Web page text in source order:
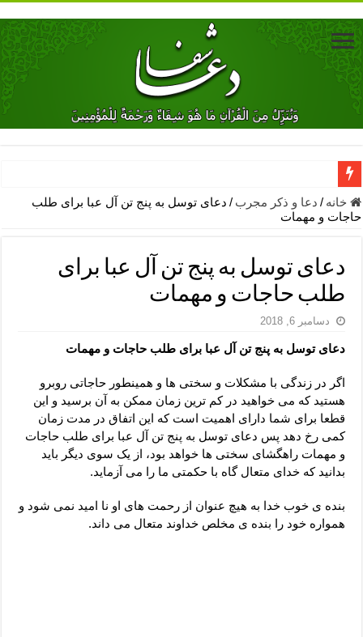
دعای جلب محبت فوری معشوق – دعای جلب محبت شوهر
دعای مشکل گشا برای رفع فقر – ذکرهای روزی‌ بخش
معجزات دعای یا من اظهر الجمیل – دعای یا من اظهر الجمیل برای
مهم ترین اذکار الهی و فضیلت آن ها – ذکر مخصوص مستجاب الدعوه
دعا برای ترس بچه ها در خواب – دعای ترس و بی خوابی کودکان
نماز حاجت برای کار گشایی- دعای رفع مشکلات و طلب حاجت
لا حول ولا قوة الا بالله برای چشم زخم – دعای چشم زخم ماشاالله
دعای قوی رفع ترس – دعای مجرب برای آرامش قلب و رفع اضطراب
دعا برای پولدار شدن در یک روز – دعای ثروت حضرت سلیمان
خانه / دعا و ذکر مجرب / دعای توسل به پنج تن آل عبا برای طلب
حاجات و مهمات
دعای توسل به پنج تن آل عبا برای
طلب حاجات و مهمات
دسامبر 6, 2018
دعای توسل به پنج تن آل عبا برای طلب حاجات و مهمات
اگر در زندگی با مشکلات و سختی ها و همینطور حاجاتی روبرو
هستید که می خواهید در کم ترین زمان ممکن به آن برسید و این
قطعا برای شما دارای اهمیت است که این اتفاق در مدت زمان
کمی رخ دهد پس دعای توسل به پنج تن آل عبا برای طلب حاجات
و مهمات راهگشای سختی ها خواهد بود، از یک سوی دیگر باید
بدانید که خدای متعال گاه با حکمتی ما را می آزماید.
بنده ی خوب خدا به هیچ عنوان از رحمت های او نا امید نمی شود و
همواره خود را بنده ی مخلص خداوند متعال می داند.